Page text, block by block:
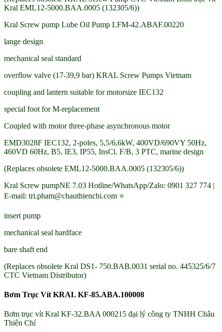
Kral EML12-5000.BAA.0005 (132305/6))
Kral Screw pump Lube Oil Pump LFM-42.ABAF.00220
lange design
mechanical seal standard
overflow valve (17-39,9 bar) KRAL Screw Pumps Vietnam
coupling and lantern suitable for motorsize IEC132
special foot for M-replacement
Coupled with motor three-phase asynchronous motor
EMD3028F IEC132, 2-poles, 5,5/6,6kW, 400VD/690VY 50Hz,
460VD 60Hz, B5, IE3, IP55, InsCl. F/B, 3 PTC, marine design
(Replaces obsolete EML12-5000.BAA.0005 (132305/6))
Kral Screw pumpNE 7.03 Hotline/WhatsApp/Zalo: 0901 327 774 |
E-mail: tri.pham@chauthienchi.com ⭐
insert pump
mechanical seal hardface
bare shaft end
(Replaces obsolete Kral DS1- 750.BAB.0031 serial no. 445325/6/7
CTC Vietnam Distributor)
Bơm Trục Vít KRAL KF-85.ABA.100008
Bơm trục vít Kral KF-32.BAA 000215 đại lý công ty TNHH Châu
Thiên Chí